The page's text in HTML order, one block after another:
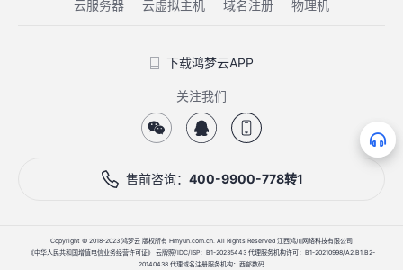
云服务器
云虚拟主机 域名注册 物理机
下载鸿梦云APP
关注我们
售前咨询： 400-9900-778转1
Copyright © 2018-2023 鸿梦云 版权所有 Hmyun.com.cn. All Rights Reserved 江西鸿川网络科技有限公司
《中华人民共和国增值电信业务经营许可证》 云牌照/IDC/ISP：B1-20235443 代理服务机构许可：B1-20210998/A2.B1.B2-
20140438 代理域名注册服务机构：西部数码